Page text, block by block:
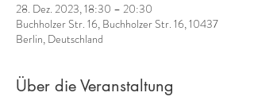
28. Dez. 2023, 18:30 – 20:30
Buchholzer Str. 16, Buchholzer Str. 16, 10437
Berlin, Deutschland
Über die Veranstaltung